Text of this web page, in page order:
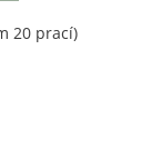
20 prací)